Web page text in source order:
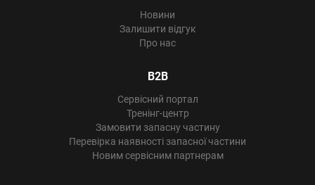
Новини
Залишити відгук
Про нас
B2B
Сервісний портал
Тренінг-центр
Замовити запасну частину
Перевірка наявності запасної частини
Новим сервісним партнерам